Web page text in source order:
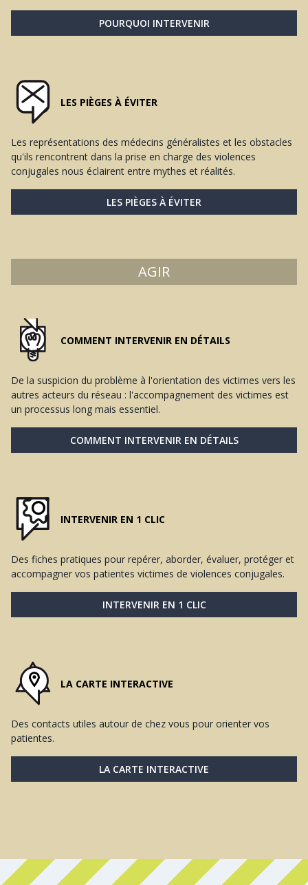
POURQUOI INTERVENIR
LES PIÈGES À ÉVITER
Les représentations des médecins généralistes et les obstacles
qu'ils rencontrent dans la prise en charge des violences
conjugales nous éclairent entre mythes et réalités.
LES PIÈGES À ÉVITER
AGIR
COMMENT INTERVENIR EN DÉTAILS
De la suspicion du problème à l'orientation des victimes vers les
autres acteurs du réseau : l'accompagnement des victimes est
un processus long mais essentiel.
COMMENT INTERVENIR EN DÉTAILS
INTERVENIR EN 1 CLIC
Des fiches pratiques pour repérer, aborder, évaluer, protéger et
accompagner vos patientes victimes de violences conjugales.
INTERVENIR EN 1 CLIC
LA CARTE INTERACTIVE
Des contacts utiles autour de chez vous pour orienter vos
patientes.
LA CARTE INTERACTIVE